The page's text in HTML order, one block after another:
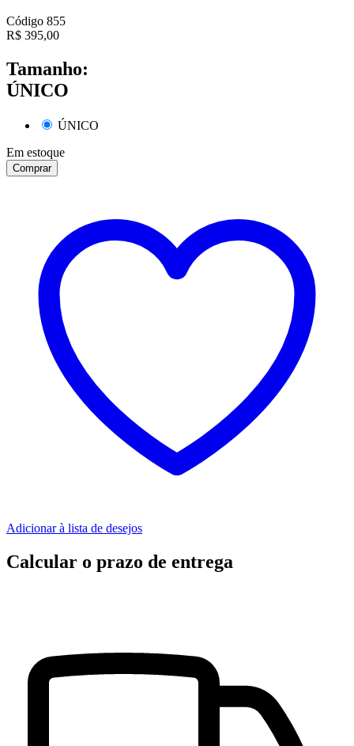
Código 855
R$ 395,00
Tamanho:
ÚNICO
ÚNICO
Em estoque
Comprar
Adicionar à lista de desejos
Calcular o prazo de entrega